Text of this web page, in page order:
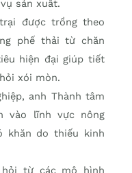
sản xuất.
được trồng theo
phế thải từ chăn
hiện đại giúp tiết
xói mòn.
anh Thành tâm
vào lĩnh vực nông
khăn do thiếu kinh
từ các mô hình